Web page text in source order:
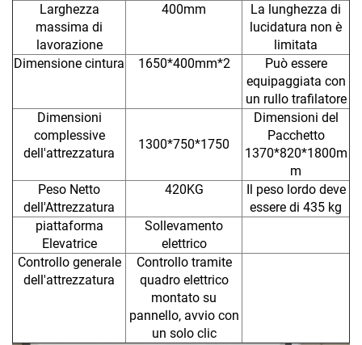
Larghezza
massima di
lavorazione
400mm
La lunghezza di
lucidatura non è
limitata
Dimensione cintura
1650*400mm*2
Può essere
equipaggiata con
un rullo trafilatore
Dimensioni
complessive
dell'attrezzatura
1300*750*1750
Dimensioni del
Pacchetto
1370*820*1800m
m
Peso Netto
dell'Attrezzatura
420KG
Il peso lordo deve
essere di 435 kg
piattaforma
Elevatrice
Sollevamento
elettrico
Controllo generale
dell'attrezzatura
Controllo tramite
quadro elettrico
montato su
pannello, avvio con
un solo clic